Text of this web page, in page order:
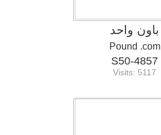
باون واحد
Pound .com
S50-4857
Visits: 5117